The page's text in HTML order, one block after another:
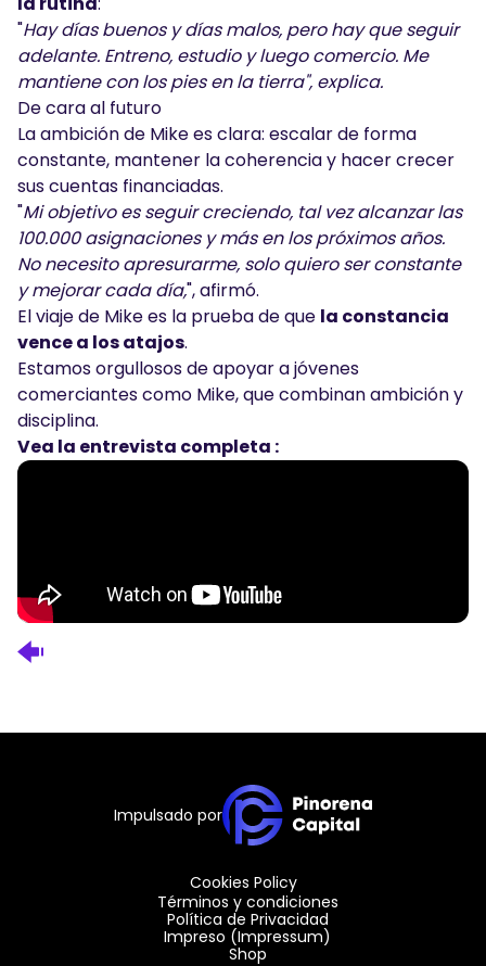
"Hay días buenos y días malos, pero hay que seguir
adelante. Entreno, estudio y luego comercio. Me
mantiene con los pies en la tierra", explica.
De cara al futuro
La ambición de Mike es clara: escalar de forma
constante, mantener la coherencia y hacer crecer
sus cuentas financiadas.
"Mi objetivo es seguir creciendo, tal vez alcanzar las
100.000 asignaciones y más en los próximos años.
No necesito apresurarme, solo quiero ser constante
y mejorar cada día,", afirmó.
El viaje de Mike es la prueba de que la constancia
vence a los atajos.
Estamos orgullosos de apoyar a jóvenes
comerciantes como Mike, que combinan ambición y
disciplina.
Vea la entrevista completa :
Impulsado por
Cookies Policy
Términos y condiciones
Política de Privacidad
Impreso (Impressum)
Shop